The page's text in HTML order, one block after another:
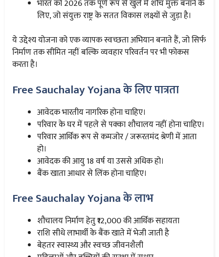
भारत को 2026 तक पूर्ण रूप से खुले में शौच मुक्त बनाने के
लिए, जो संयुक्त राष्ट्र के सतत विकास लक्ष्यों से जुड़ा है।
ये उद्देश्य योजना को एक व्यापक स्वच्छता अभियान बनाते हैं, जो सिर्फ
निर्माण तक सीमित नहीं बल्कि व्यवहार परिवर्तन पर भी फोकस
करता है।
Free Sauchalay Yojana के लिए पात्रता
आवेदक भारतीय नागरिक होना चाहिए।
परिवार के घर में पहले से पक्का शौचालय नहीं होना चाहिए।
परिवार आर्थिक रूप से कमजोर / जरूरतमंद श्रेणी में आता
हो।
आवेदक की आयु 18 वर्ष या उससे अधिक हो।
बैंक खाता आधार से लिंक होना चाहिए।
Free Sauchalay Yojana के लाभ
शौचालय निर्माण हेतु ₹12,000 की आर्थिक सहायता
राशि सीधे लाभार्थी के बैंक खाते में भेजी जाती है
बेहतर स्वास्थ्य और स्वच्छ जीवनशैली